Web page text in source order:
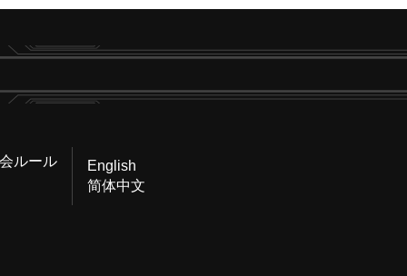
ルール
English
简体中文